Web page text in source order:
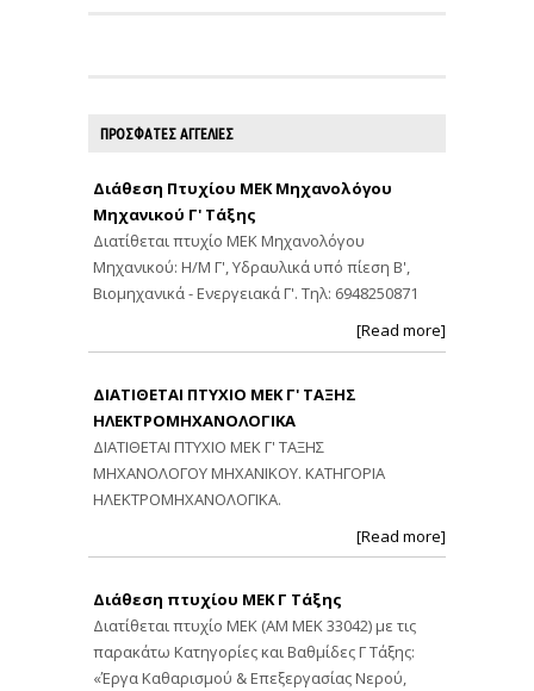
ΠΡΟΣΦΑΤΕΣ ΑΓΓΕΛΙΕΣ
Διάθεση Πτυχίου ΜΕΚ Μηχανολόγου
Μηχανικού Γ' Τάξης
Διατίθεται πτυχίο ΜΕΚ Μηχανολόγου
Μηχανικού: Η/Μ Γ', Υδραυλικά υπό πίεση Β',
Βιομηχανικά - Ενεργειακά Γ'. Τηλ: 6948250871
[Read more]
ΔΙΑΤΙΘΕΤΑΙ ΠΤΥΧΙΟ ΜΕΚ Γ' ΤΑΞΗΣ
ΗΛΕΚΤΡΟΜΗΧΑΝΟΛΟΓΙΚΑ
ΔΙΑΤΙΘΕΤΑΙ ΠΤΥΧΙΟ ΜΕΚ Γ' ΤΑΞΗΣ
ΜΗΧΑΝΟΛΟΓΟΥ ΜΗΧΑΝΙΚΟΥ. ΚΑΤΗΓΟΡΙΑ
ΗΛΕΚΤΡΟΜΗΧΑΝΟΛΟΓΙΚΑ.
[Read more]
Διάθεση πτυχίου ΜΕΚ Γ Τάξης
Διατίθεται πτυχίο ΜΕΚ (ΑΜ ΜΕΚ 33042) με τις
παρακάτω Κατηγορίες και Βαθμίδες Γ Τάξης:
«Έργα Καθαρισμού & Επεξεργασίας Νερού,